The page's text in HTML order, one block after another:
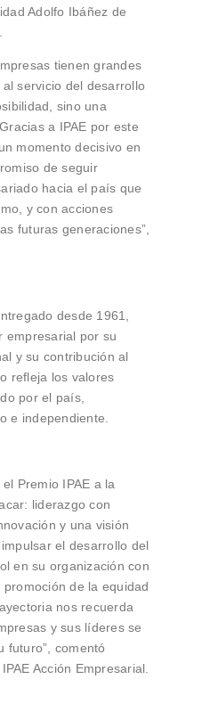
Adolfo Ibáñez de
tienen grandes
servicio del desarrollo
sino una
a IPAE por este
momento decisivo en
de seguir
hacia el país que
y con acciones
futuras generaciones”,
desde 1961,
empresarial por su
y su contribución al
refleja los valores
por el país,
e independiente.
Premio IPAE a la
liderazgo con
y una visión
el desarrollo del
en su organización con
de la equidad
nos recuerda
y sus líderes se
futuro”, comentó
Acción Empresarial.